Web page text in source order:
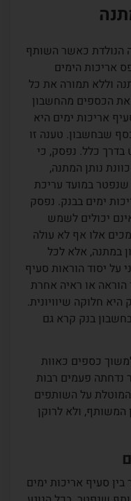
הנולדת כאשר השותף
אריכות הימים
וללא תמורה את כל
הכספים מהחשבון
אריכות ימים היא
שבחשבון. טענה זו
כלל. נפסק, כי
נותן המתנה,
במועד עריכת
ימים בבנק. נפסק
יכולים לשמש
אלו אף לא עולה
במתנה, אלא לכל
על יסוד הוראות סעיף
הוראה או ראיה אחרת
חלוקה שיוויונית.
בנק קרא גם
כספים כאוות
פעמים רבות
על השותפים
ולא לרוקן
סעיף אריכות ימים